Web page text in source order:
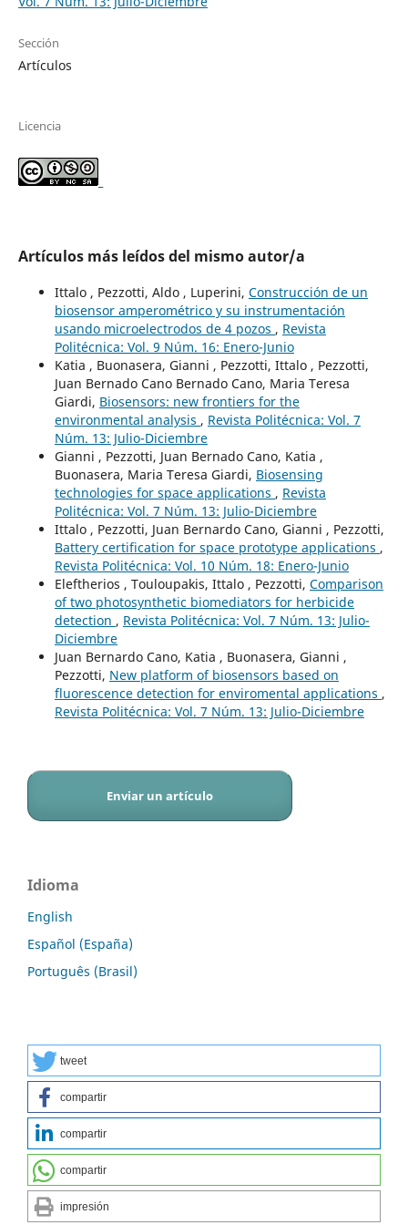
Sección
Artículos
Licencia
_
Artículos más leídos del mismo autor/a
Ittalo , Pezzotti, Aldo , Luperini, Construcción de un
biosensor amperométrico y su instrumentación
usando microelectrodos de 4 pozos , Revista
Politécnica: Vol. 9 Núm. 16: Enero-Junio
Katia , Buonasera, Gianni , Pezzotti, Ittalo , Pezzotti,
Juan Bernado Cano Bernado Cano, Maria Teresa
Giardi, Biosensors: new frontiers for the
environmental analysis , Revista Politécnica: Vol. 7
Núm. 13: Julio-Diciembre
Gianni , Pezzotti, Juan Bernado Cano, Katia ,
Buonasera, Maria Teresa Giardi, Biosensing
technologies for space applications , Revista
Politécnica: Vol. 7 Núm. 13: Julio-Diciembre
Ittalo , Pezzotti, Juan Bernardo Cano, Gianni , Pezzotti,
Battery certification for space prototype applications ,
Revista Politécnica: Vol. 10 Núm. 18: Enero-Junio
Eleftherios , Touloupakis, Ittalo , Pezzotti, Comparison
of two photosynthetic biomediators for herbicide
detection , Revista Politécnica: Vol. 7 Núm. 13: Julio-
Diciembre
Juan Bernardo Cano, Katia , Buonasera, Gianni ,
Pezzotti, New platform of biosensors based on
fluorescence detection for enviromental applications ,
Revista Politécnica: Vol. 7 Núm. 13: Julio-Diciembre
Enviar un artículo
Idioma
English
Español (España)
Português (Brasil)
tweet
compartir
compartir
compartir
impresión